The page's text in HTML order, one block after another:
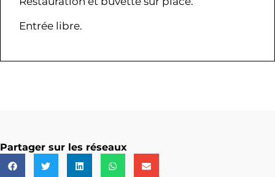
Entrée libre.
Partager sur les réseaux